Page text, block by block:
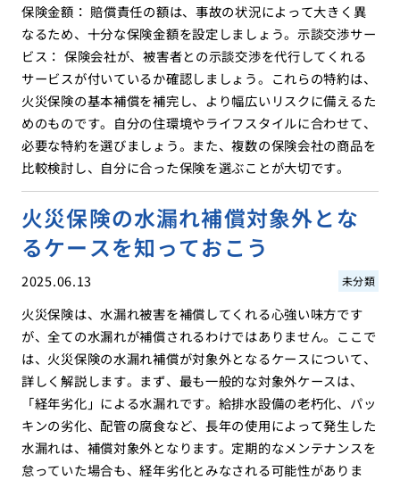
保険金額： 賠償責任の額は、事故の状況によって大きく異
なるため、十分な保険金額を設定しましょう。示談交渉サー
ビス： 保険会社が、被害者との示談交渉を代行してくれる
サービスが付いているか確認しましょう。これらの特約は、
火災保険の基本補償を補完し、より幅広いリスクに備えるた
めのものです。自分の住環境やライフスタイルに合わせて、
必要な特約を選びましょう。また、複数の保険会社の商品を
比較検討し、自分に合った保険を選ぶことが大切です。
火災保険の水漏れ補償対象外とな
るケースを知っておこう
2025.06.13 未分類
火災保険は、水漏れ被害を補償してくれる心強い味方です
が、全ての水漏れが補償されるわけではありません。ここで
は、火災保険の水漏れ補償が対象外となるケースについて、
詳しく解説します。まず、最も一般的な対象外ケースは、
「経年劣化」による水漏れです。給排水設備の老朽化、パッ
キンの劣化、配管の腐食など、長年の使用によって発生した
水漏れは、補償対象外となります。定期的なメンテナンスを
怠っていた場合も、経年劣化とみなされる可能性がありま